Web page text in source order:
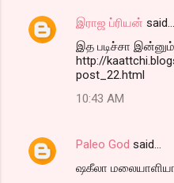
இராஜ ப்ரியன் said…
இத படிச்சா
http://
post_22.html
10:43 AM
Paleo God said…
ஷகீலா